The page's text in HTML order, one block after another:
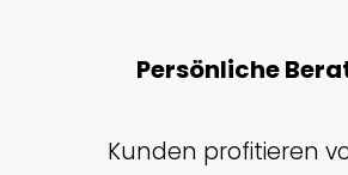
Persönliche
Kunden profitieren